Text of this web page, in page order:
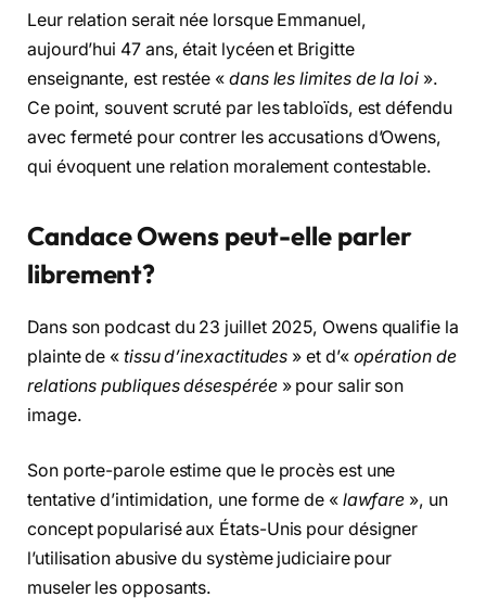
Leur relation serait née lorsque Emmanuel,
aujourd’hui 47 ans, était lycéen et Brigitte
enseignante, est restée « dans les limites de la loi ».
Ce point, souvent scruté par les tabloïds, est défendu
avec fermeté pour contrer les accusations d’Owens,
qui évoquent une relation moralement contestable.
Candace Owens peut-elle parler
librement?
Dans son podcast du 23 juillet 2025, Owens qualifie la
plainte de « tissu d’inexactitudes » et d’« opération de
relations publiques désespérée » pour salir son
image.
Son porte-parole estime que le procès est une
tentative d’intimidation, une forme de «lawfare », un
concept popularisé aux États-Unis pour désigner
l’utilisation abusive du système judiciaire pour
museler les opposants.